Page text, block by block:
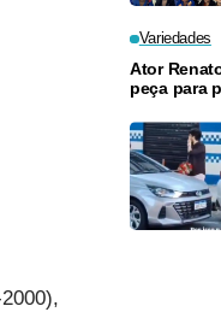
Variedades
Ator
peça para